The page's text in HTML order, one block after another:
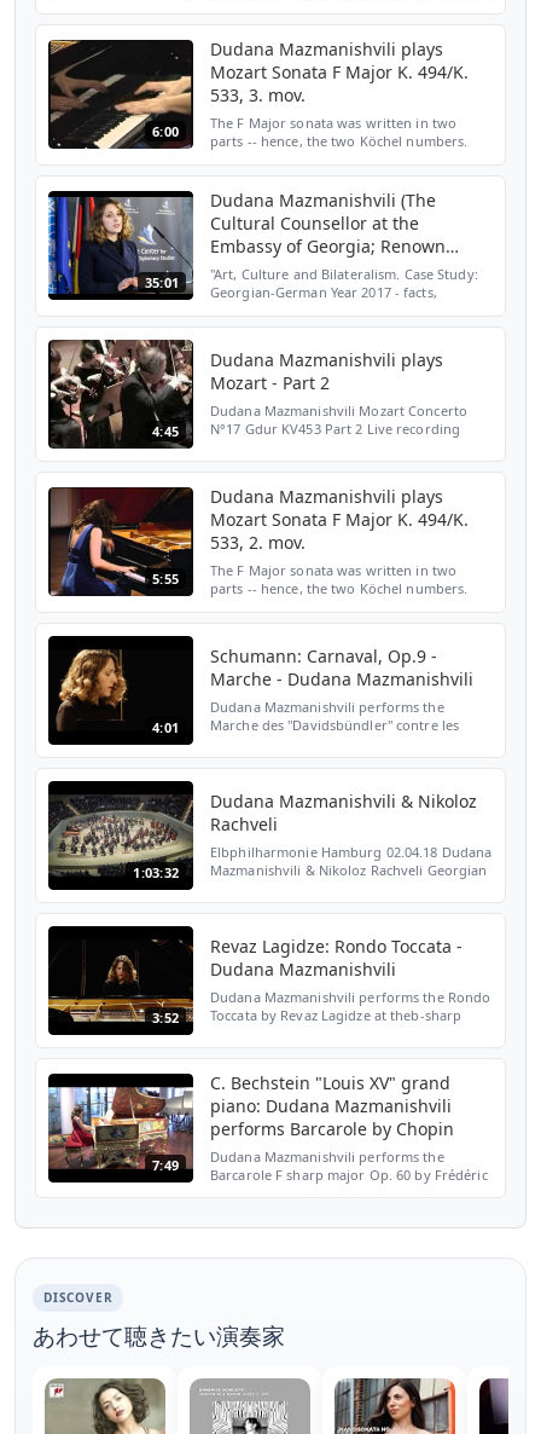
conference in B...
6:00
Dudana Mazmanishvili plays
Mozart Sonata F Major K. 494/K.
533, 3. mov.
The F Major sonata was written in two
parts -- hence, the two Köchel numbers.
later, the fi...
35:01
Dudana Mazmanishvili (The
Cultural Counsellor at the
Embassy of Georgia; Renown
Pianist)
"Art, Culture and Bilateralism. Case Study:
Georgian-German Year 2017 - facts,
4:45
Dudana Mazmanishvili plays
Mozart - Part 2
Dudana Mazmanishvili Mozart Concerto
N°17 Gdur KV453 Part 2 Live recording
5:55
Dudana Mazmanishvili plays
Mozart Sonata F Major K. 494/K.
533, 2. mov.
The F Major sonata was written in two
parts -- hence, the two Köchel numbers.
4:01
Schumann: Carnaval, Op.9 -
Marche - Dudana Mazmanishvili
Dudana Mazmanishvili performs the
Marche des "Davidsbündler" contre les
1:03:32
Dudana Mazmanishvili & Nikoloz
Rachveli
Elbphilharmonie Hamburg 02.04.18 Dudana
Mazmanishvili & Nikoloz Rachveli Georgian
3:52
Revaz Lagidze: Rondo Toccata -
Dudana Mazmanishvili
Dudana Mazmanishvili performs the Rondo
Toccata by Revaz Lagidze at theb-sharp
7:49
C. Bechstein "Louis XV" grand
piano: Dudana Mazmanishvili
performs Barcarole by Chopin
Dudana Mazmanishvili performs the
Barcarole F sharp major Op. 60 by Frédéric
conference in B...
DISCOVER
あわせて聴きたい演奏家